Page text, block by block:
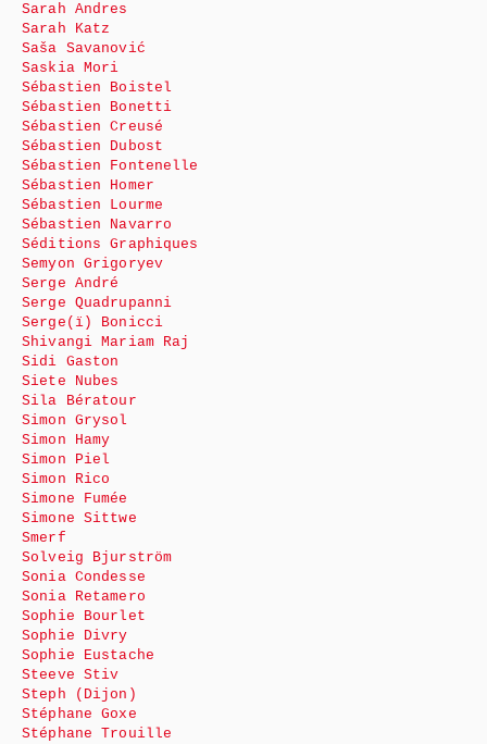
Sarah Andres
Sarah Katz
Saša Savanović
Saskia Mori
Sébastien Boistel
Sébastien Bonetti
Sébastien Creusé
Sébastien Dubost
Sébastien Fontenelle
Sébastien Homer
Sébastien Lourme
Sébastien Navarro
Séditions Graphiques
Semyon Grigoryev
Serge André
Serge Quadrupanni
Serge(ï) Bonicci
Shivangi Mariam Raj
Sidi Gaston
Siete Nubes
Sila Bératour
Simon Grysol
Simon Hamy
Simon Piel
Simon Rico
Simone Fumée
Simone Sittwe
Smerf
Solveig Bjurström
Sonia Condesse
Sonia Retamero
Sophie Bourlet
Sophie Divry
Sophie Eustache
Steeve Stiv
Steph (Dijon)
Stéphane Goxe
Stéphane Trouille